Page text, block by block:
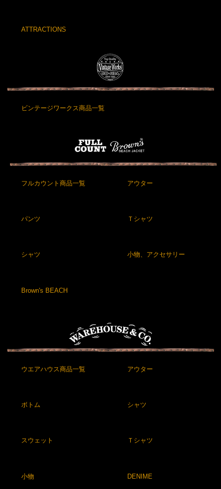
ATTRACTIONS
ビンテージワークス商品一覧
フルカウント商品一覧 アウター
パンツ Ｔシャツ
シャツ 小物、アクセサリー
Brown's BEACH
ウエアハウス商品一覧 アウター
ボトム シャツ
スウェット Ｔシャツ
小物 DENIME